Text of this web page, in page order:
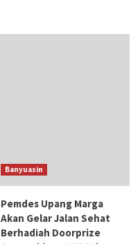
Banyuasin
Pemdes Upang Marga
Akan Gelar Jalan Sehat
Berhadiah Doorprize